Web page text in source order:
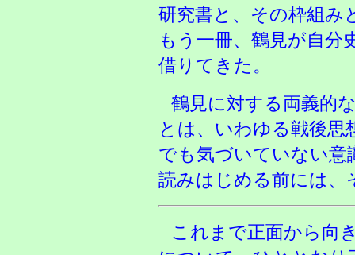
研究書と、その枠組み
もう一冊、鶴見が自分
借りてきた。
鶴見に対する両義的
とは、いわゆる戦後思
でも気づいていない
読みはじめる前には、
これまで正面から向